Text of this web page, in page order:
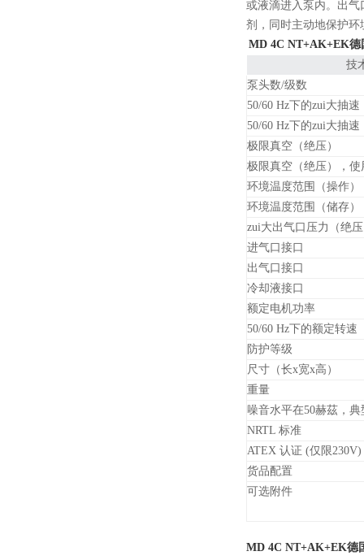
或液滴进入泵内。出
剂，同时主动地保护环
MD 4C NT+AK+EK德
技
泵头数/级数
50/60 Hz下的zui大抽速
50/60 Hz下的zui大抽速
极限真空（绝压）
极限真空（绝压），使
环境温度范围（操作）
环境温度范围（储存）
zui大出气口压力（绝
进气口接口
出气口接口
冷却液接口
额定电机功率
50/60 Hz下的额定转速
防护等级
尺寸（长x宽x高）
重量
噪音水平在50赫茲，典
NRTL 标准
ATEX 认证 (仅限230V)
货品配置
可选附件
MD 4C NT+AK+EK德